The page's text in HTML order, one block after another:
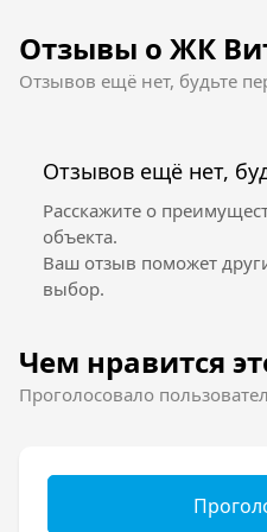
угрожает.
Внешняя
Внутренняя
продумана. Имеется
прогулочные аллеи,
площадки.
Наличие развитой
важно при выборе
сада
минут). Недалеко
развлекательный
Отзывы о ЖК
Отзывов ещё нет, будьте
Отзывов ещё нет,
Расскажите о
объекта.
Ваш отзыв поможет
выбор.
Чем нравится
Проголосовало